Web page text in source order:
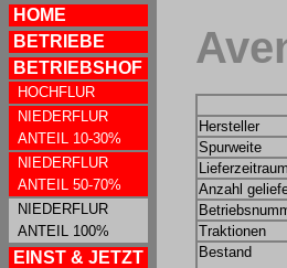
HOME
BETRIEBE
BETRIEBSHOF
HOCHFLUR
NIEDERFLUR
ANTEIL 10-30%
NIEDERFLUR
ANTEIL 50-70%
NIEDERFLUR
ANTEIL 100%
EINST & JETZT
Hersteller
Spurweite
Lieferzeitraum
Anzahl
Traktionen
Bestand